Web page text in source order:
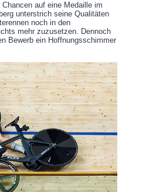
auf eine Medaille im
unterstrich seine Qualitäten
noch in den
mehr zuzusetzen. Dennoch
Bewerb ein Hoffnungsschimmer